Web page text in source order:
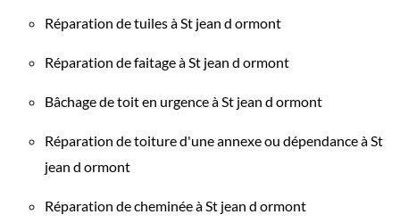
Réparation de tuiles à St jean d ormont
Réparation de faitage à St jean d ormont
Bâchage de toit en urgence à St jean d ormont
Réparation de toiture d'une annexe ou dépendance à St
jean d ormont
Réparation de cheminée à St jean d ormont